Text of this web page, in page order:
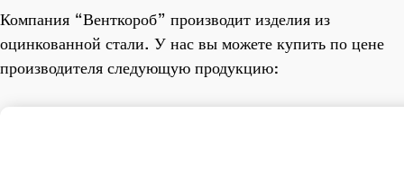
Компания “Венткороб” производит изделия из
оцинкованной стали. У нас вы можете купить по цене
производителя следующую продукцию: